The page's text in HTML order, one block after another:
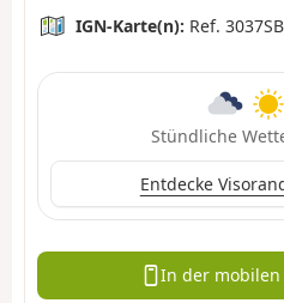
IGN-Karte(n): Ref.
Stündliche
Entdecke
In der mobilen